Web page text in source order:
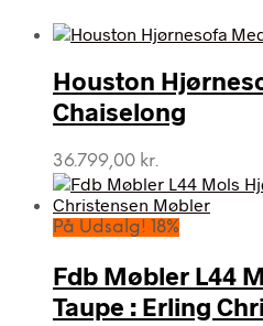
Houston
Chaiselong
36.799,00 kr.
På Udsalg! 18%
Fdb Møbler L44
Taupe : Erling